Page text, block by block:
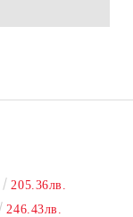
205.36лв.
246.43лв.